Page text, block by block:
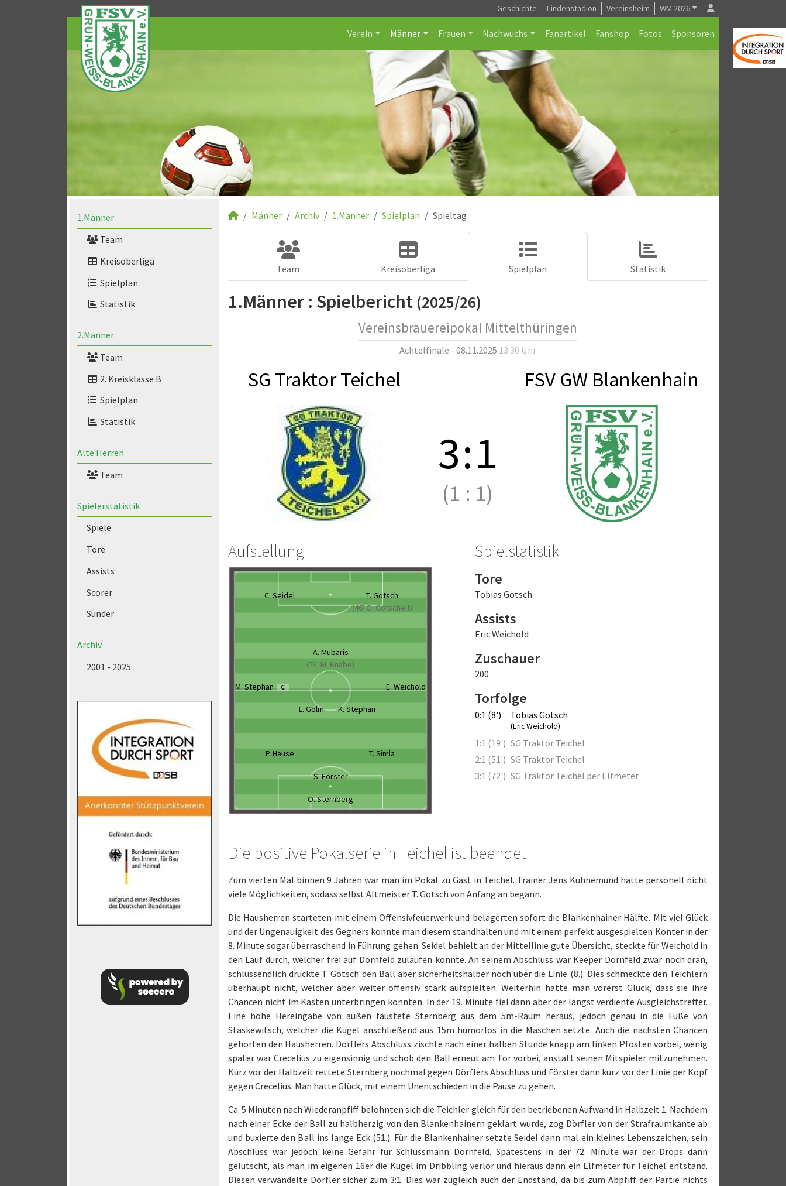
Geschichte Lindenstadion Vereinsheim WM 2026
Verein Männer Frauen Nachwuchs Fanartikel Fanshop Fotos Sponsoren
1.Männer
Team
Kreisoberliga
Spielplan
Statistik
2.Männer
Team
2. Kreisklasse B
Spielplan
Statistik
Alte Herren
Team
Spielerstatistik
Spiele
Tore
Assists
Scorer
Sünder
Archiv
2001 - 2025
Männer Archiv 1.Männer Spielplan Spieltag
Team Kreisoberliga Spielplan Statistik
1.Männer : Spielbericht (2025/26)
Vereinsbrauereipokal Mittelthüringen
Achtelfinale - 08.11.2025 13:30 Uhr
SG Traktor Teichel FSV GW Blankenhain
3:1
(1 : 1)
Aufstellung
C. Seidel
T. Gotsch
(46' O. Götschelt)
A. Mubaris
(74' M. Knabe)
M. Stephan C E. Weichold
L. Golm K. Stephan
P. Hause T. Simla
S. Förster
O. Sternberg
Spielstatistik
Tore
Tobias Gotsch
Assists
Eric Weichold
Zuschauer
200
Torfolge
0:1 (8') Tobias Gotsch
(Eric Weichold)
1:1 (19') SG Traktor Teichel
2:1 (51') SG Traktor Teichel
3:1 (72') SG Traktor Teichel per Elfmeter
Die positive Pokalserie in Teichel ist beendet
Zum vierten Mal binnen 9 Jahren war man im Pokal zu Gast in Teichel. Trainer Jens Kühnemund hatte personell nicht
viele Möglichkeiten, sodass selbst Altmeister T. Gotsch von Anfang an begann.
Die Hausherren starteten mit einem Offensivfeuerwerk und belagerten sofort die Blankenhainer Hälfte. Mit viel Glück
und der Ungenauigkeit des Gegners konnte man diesem standhalten und mit einem perfekt ausgespielten Konter in der
8. Minute sogar überraschend in Führung gehen. Seidel behielt an der Mittellinie gute Übersicht, steckte für Weichold in
den Lauf durch, welcher frei auf Dörnfeld zulaufen konnte. An seinem Abschluss war Keeper Dörnfeld zwar noch dran,
schlussendlich drückte T. Gotsch den Ball aber sicherheitshalber noch über die Linie (8.). Dies schmeckte den Teichlern
überhaupt nicht, welcher aber weiter offensiv stark aufspielten. Weiterhin hatte man vorerst Glück, dass sie ihre
Chancen nicht im Kasten unterbringen konnten. In der 19. Minute fiel dann aber der längst verdiente Ausgleichstreffer.
Eine hohe Hereingabe von außen faustete Sternberg aus dem 5m-Raum heraus, jedoch genau in die Füße von
Staskewitsch, welcher die Kugel anschließend aus 15m humorlos in die Maschen setzte. Auch die nächsten Chancen
gehörten den Hausherren. Dörflers Abschluss zischte nach einer halben Stunde knapp am linken Pfosten vorbei, wenig
später war Crecelius zu eigensinnig und schob den Ball erneut am Tor vorbei, anstatt seinen Mitspieler mitzunehmen.
Kurz vor der Halbzeit rettete Sternberg nochmal gegen Dörflers Abschluss und Förster dann kurz vor der Linie per Kopf
gegen Crecelius. Man hatte Glück, mit einem Unentschieden in die Pause zu gehen.
Ca. 5 Minuten nach Wiederanpfiff belohnten sich die Teichler gleich für den betriebenen Aufwand in Halbzeit 1. Nachdem
nach einer Ecke der Ball zu halbherzig von den Blankenhainern geklärt wurde, zog Dörfler von der Strafraumkante ab
und buxierte den Ball ins lange Eck (51.). Für die Blankenhainer setzte Seidel dann mal ein kleines Lebenszeichen, sein
Abschluss war jedoch keine Gefahr für Schlussmann Dörnfeld. Spätestens in der 72. Minute war der Drops dann
gelutscht, als man im eigenen 16er die Kugel im Dribbling verlor und hieraus dann ein Elfmeter für Teichel entstand.
Diesen verwandelte Dörfler sicher zum 3:1. Dies war zugleich auch der Endstand, da bis zum Abpfiff der Partie nichts